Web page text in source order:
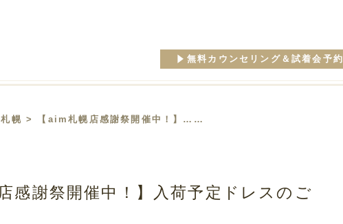
無料カウンセリング＆試着会予約
札幌 > 【aim札幌店感謝祭開催中！】……
感謝祭開催中！】入荷予定ドレスのご